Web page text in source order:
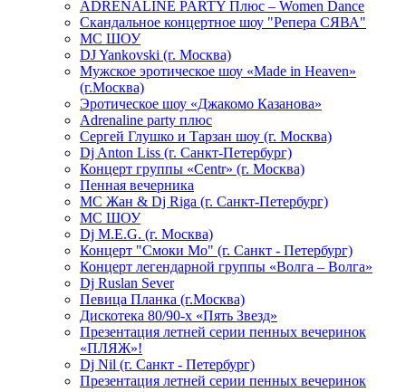
ADRENALINE PARTY Плюс – Women Dance
Скандальное концертное шоу "Репера СЯВА"
МС ШОУ
DJ Yankovski (г. Москва)
Мужское эротическое шоу «Made in Heaven»
(г.Москва)
Эротическое шоу «Джакомо Казанова»
Adrenaline party плюс
Сергей Глушко и Тарзан шоу (г. Москва)
Dj Anton Liss (г. Санкт-Петербург)
Концерт группы «Centr» (г. Москва)
Пенная вечерника
МС Жан & Dj Riga (г. Санкт-Петербург)
МС ШОУ
Dj M.E.G. (г. Москва)
Концерт "Смоки Мо" (г. Санкт - Петербург)
Концерт легендарной группы «Волга – Волга»
Dj Ruslan Sever
Певица Планка (г.Москва)
Дискотека 80/90-х «Пять Звезд»
Презентация летней серии пенных вечеринок
«ПЛЯЖ»!
Dj Nil (г. Санкт - Петербург)
Презентация летней серии пенных вечеринок